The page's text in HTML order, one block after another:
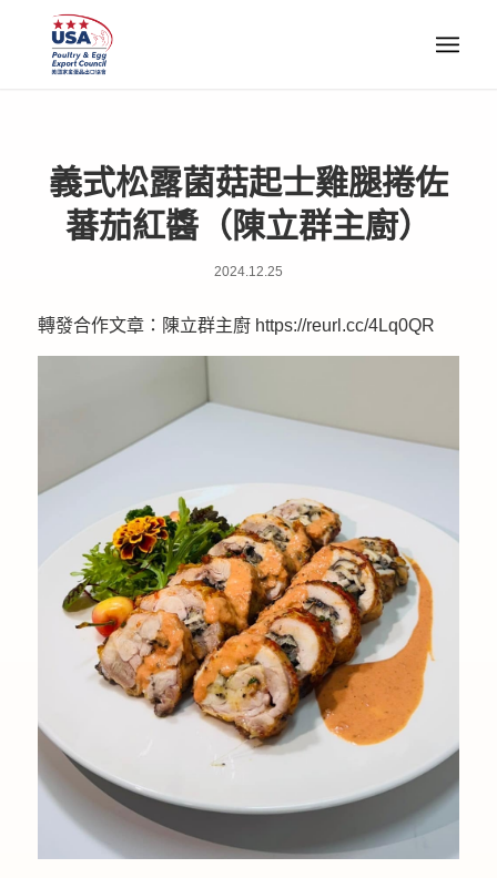
義式松露菌菇起士雞腿捲佐
蕃茄紅醬（陳立群主廚）
2024.12.25
轉發合作文章：陳立群主廚 https://reurl.cc/4Lq0QR